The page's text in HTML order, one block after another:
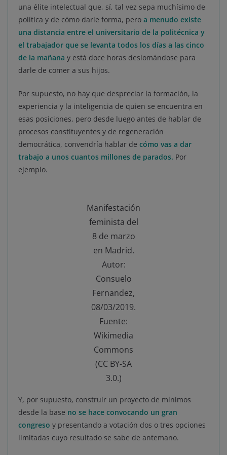
una élite intelectual que, sí, tal vez sepa muchísimo de
política y de cómo darle forma, pero a menudo existe
una distancia entre el universitario de la politécnica y
el trabajador que se levanta todos los días a las cinco
de la mañana y está doce horas deslomándose para
darle de comer a sus hijos.
Por supuesto, no hay que despreciar la formación, la
experiencia y la inteligencia de quien se encuentra en
esas posiciones, pero desde luego antes de hablar de
procesos constituyentes y de regeneración
democrática, convendría hablar de cómo vas a dar
trabajo a unos cuantos millones de parados. Por
ejemplo.
Manifestación
feminista del
8 de marzo
en Madrid.
Autor:
Consuelo
Fernandez,
08/03/2019.
Fuente:
Wikimedia
Commons
(CC BY-SA
3.0.)
Y, por supuesto, construir un proyecto de mínimos
desde la base no se hace convocando un gran
congreso y presentando a votación dos o tres opciones
limitadas cuyo resultado se sabe de antemano.